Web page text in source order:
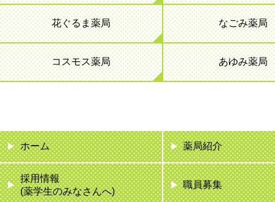
花ぐるま薬局 なごみ薬局
コスモス薬局 あゆみ薬局
ホーム 薬局紹介
採用情報
(薬学生のみなさんへ)
職員募集